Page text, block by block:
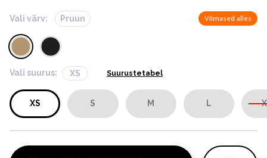
Vali värv: Pruun Viimased alles
Vali suurus: XS Suurustetabel
XS S M L